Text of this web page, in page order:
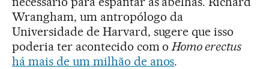
Wrangham, um antropólogo da
Universidade de Harvard, sugere que isso
poderia ter acontecido com oHomo erectus
há mais de um milhão de anos.